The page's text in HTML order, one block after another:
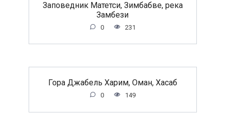
Заповедник Матетси, Зимбабве, река
Замбези
0 231
Гора Джабель Харим, Оман, Хасаб
0 149